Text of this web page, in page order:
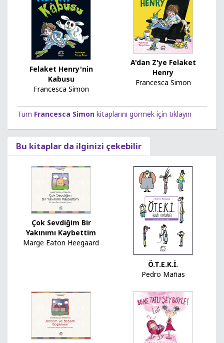
Felaket Henry'nin
Kabusu
Francesca Simon
A'dan Z'ye Felaket
Henry
Francesca Simon
Tüm Francesca Simon kitaplarını görmek için tıklayın
Bu kitaplar da ilginizi çekebilir
Çok Sevdiğim Bir
Yakınımı Kaybettim
Marge Eaton Heegaard
Ö.T.E.K.İ.
Pedro Mañas